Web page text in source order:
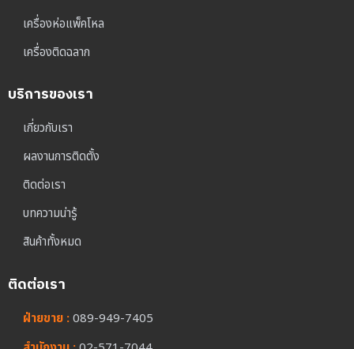
เครื่องห่อแพ็คโหล
เครื่องติดฉลาก
บริการของเรา
เกี่ยวกับเรา
ผลงานการติดตั้ง
ติดต่อเรา
บทความน่ารู้
สินค้าทั้งหมด
ติดต่อเรา
ฝ่ายขาย :089-949-7405